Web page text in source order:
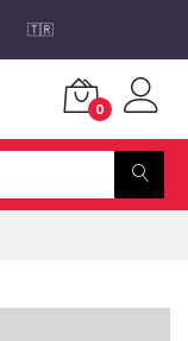
🇹🇷
0